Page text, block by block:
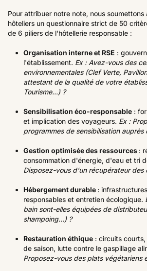
Pour attribuer notre note, nous soumettons
hôteliers un questionnaire strict de 50
de 6 piliers de l'hôtellerie responsable :
Organisation interne et RSE :
l'établissement. Ex : Avez-vous des
environnementales (Clef Verte,
attestant de la qualité de votre
Tourisme...) ?
Sensibilisation éco-responsable :
et implication des voyageurs. Ex :
programmes de sensibilisation auprès
Gestion optimisée des ressources :
consommation d'énergie, d'eau et tri
Disposez-vous d'un récupérateur des
Hébergement durable :
responsables et entretien écologique.
bain sont-elles équipées de
shampoing...) ?
Restauration éthique : circuits
de saison, lutte contre le gaspillage
Proposez-vous des plats végétariens